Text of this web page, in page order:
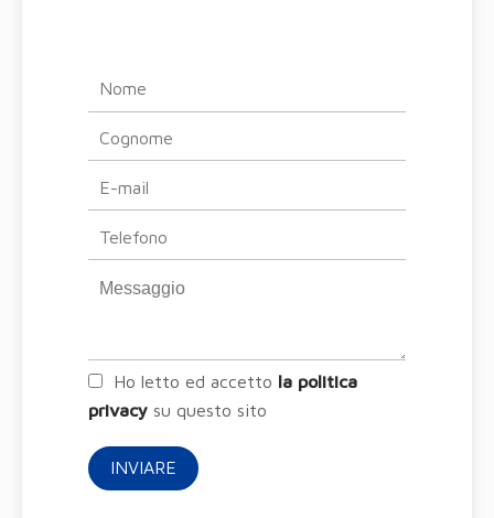
Ho letto ed accetto la politica
privacy su questo sito
INVIARE